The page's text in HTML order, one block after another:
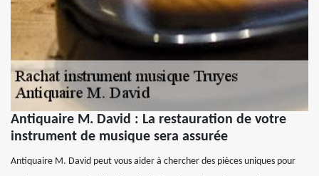
Antiquaire M. David : La restauration de votre
instrument de musique sera assurée
Antiquaire M. David peut vous aider à chercher des pièces uniques pour